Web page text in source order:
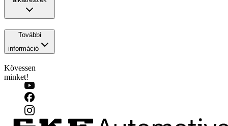
További
információ
Kövessen
minket!